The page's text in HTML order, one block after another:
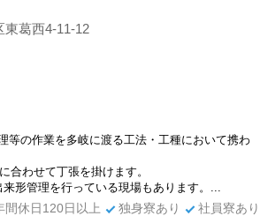
東葛西4-11-12
等の作業を多岐に渡る工法・工種において携わ
合わせて丁張を掛けます。
形管理を行っている現場もあります。...
間休日120日以上 独身寮あり
社員寮あり